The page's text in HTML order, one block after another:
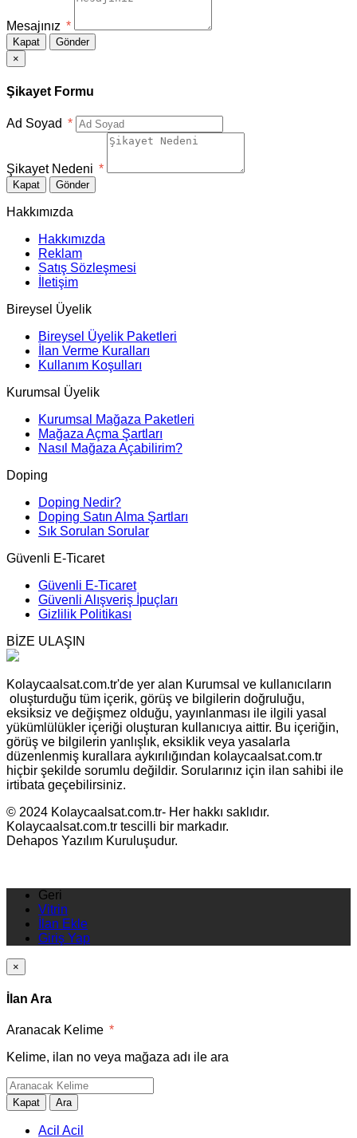
Mesajınız *
Kapat
Gönder
×
Şikayet Formu
Ad Soyad *
Şikayet Nedeni *
Kapat Gönder
Hakkımızda
Hakkımızda
Reklam
Satış Sözleşmesi
İletişim
Bireysel Üyelik
Bireysel Üyelik Paketleri
İlan Verme Kuralları
Kullanım Koşulları
Kurumsal Üyelik
Kurumsal Mağaza Paketleri
Mağaza Açma Şartları
Nasıl Mağaza Açabilirim?
Doping
Doping Nedir?
Doping Satın Alma Şartları
Sık Sorulan Sorular
Güvenli E-Ticaret
Güvenli E-Ticaret
Güvenli Alışveriş İpuçları
Gizlilik Politikası
BİZE ULAŞIN
Kolaycaalsat.com.tr'de yer alan Kurumsal ve kullanıcıların
oluşturduğu tüm içerik, görüş ve bilgilerin doğruluğu,
eksiksiz ve değişmez olduğu, yayınlanması ile ilgili yasal
yükümlülükler içeriği oluşturan kullanıcıya aittir. Bu içeriğin,
görüş ve bilgilerin yanlışlık, eksiklik veya yasalarla
düzenlenmiş kurallara aykırılığından kolaycaalsat.com.tr
hiçbir şekilde sorumlu değildir. Sorularınız için ilan sahibi ile
irtibata geçebilirsiniz.
© 2024 Kolaycaalsat.com.tr- Her hakkı saklıdır.
Kolaycaalsat.com.tr tescilli bir markadır.
Dehapos Yazılım Kuruluşudur.
Geri
Vitrin
İlan Ekle
Giriş Yap
×
İlan Ara
Aranacak Kelime *
Kelime, ilan no veya mağaza adı ile ara
Kapat Ara
Acil Acil